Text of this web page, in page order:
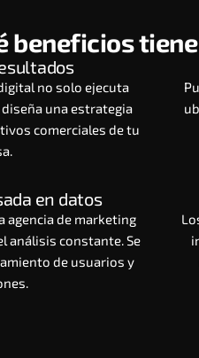
beneficios
no solo ejecuta
una estrategia
comerciales de tu
en datos
agencia de marketing
análisis constante. Se
de usuarios y